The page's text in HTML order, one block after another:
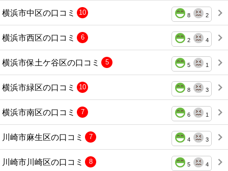
横浜市中区の口コミ 8 2
10
横浜市西区の口コミ 2 4
6
横浜市保土ケ谷区の口コミ 5 1
5
横浜市緑区の口コミ 8 3
10
横浜市南区の口コミ 6 1
7
川崎市麻生区の口コミ 4 3
7
川崎市川崎区の口コミ 5 4
8